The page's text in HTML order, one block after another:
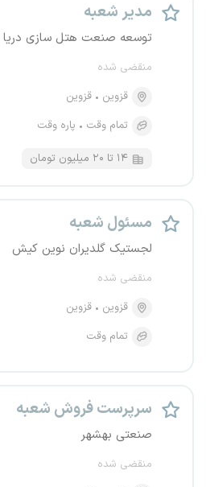
مدیر شعبه
توسعه صنعت هتل سازی دریا
منقضی شده
قزوین
قزوین
تمام وقت
پاره وقت
۱۴ تا ۲۰ میلیون تومان
مسئول شعبه
لجستیک گلدیران نوین کیش
منقضی شده
قزوین
قزوین
تمام وقت
سرپرست فروش شعبه
صنعتی بهشهر
منقضی شده